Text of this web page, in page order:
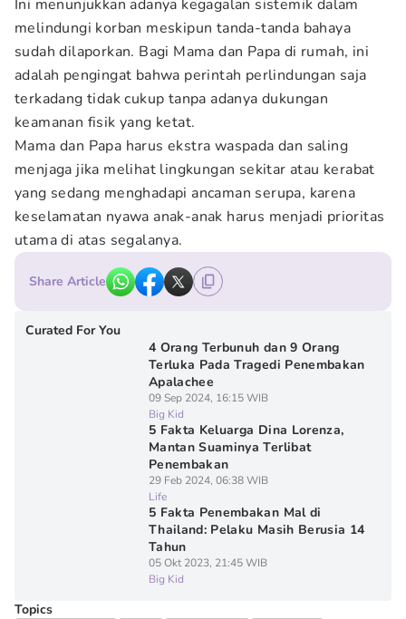
Ini menunjukkan adanya kegagalan sistemik dalam
melindungi korban meskipun tanda-tanda bahaya
sudah dilaporkan. Bagi Mama dan Papa di rumah, ini
adalah pengingat bahwa perintah perlindungan saja
terkadang tidak cukup tanpa adanya dukungan
keamanan fisik yang ketat.
Mama dan Papa harus ekstra waspada dan saling
menjaga jika melihat lingkungan sekitar atau kerabat
yang sedang menghadapi ancaman serupa, karena
keselamatan nyawa anak-anak harus menjadi prioritas
utama di atas segalanya.
Share Article
Curated For You
4 Orang Terbunuh dan 9 Orang
Terluka Pada Tragedi Penembakan
Apalachee
09 Sep 2024, 16:15 WIB
Big Kid
5 Fakta Keluarga Dina Lorenza,
Mantan Suaminya Terlibat
Penembakan
29 Feb 2024, 06:38 WIB
Life
5 Fakta Penembakan Mal di
Thailand: Pelaku Masih Berusia 14
Tahun
05 Okt 2023, 21:45 WIB
Big Kid
Topics